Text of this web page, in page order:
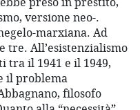
versione neo-.
marxiana. Ad
tre. All’esistenzialismo
tra il 1941 e il 1949,
il problema
filosofo